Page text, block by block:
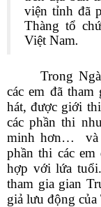
viện tỉnh đã
Thàng tổ
Việt Nam.
Trong
các em đã
hát, được giới
các phần thi
minh hơn… và
phần thi các em
hợp với lứa
tham gia gian
giả lưu động